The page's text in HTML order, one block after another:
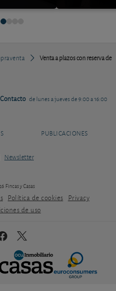
Venta a plazos con reserva de
Contacto de lunes a jueves de 9:00 a 16:00
PUBLICACIONES
Newsletter
Fincas y Casas
Política de cookies
Privacy
de uso